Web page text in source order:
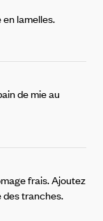
lamelles.
de mie au
frais. Ajoutez
tranches.